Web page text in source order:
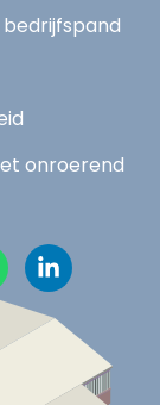
onroerend